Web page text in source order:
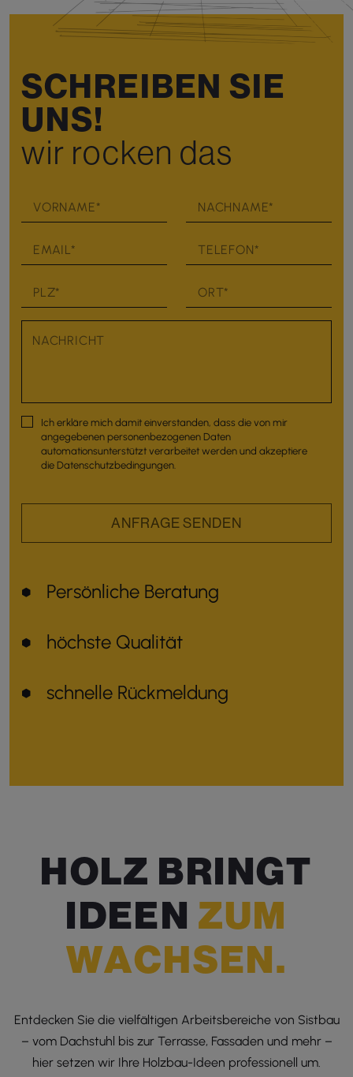
SCHREIBEN SIE
UNS!
wir rocken das
Ich erkläre mich damit einverstanden, dass die von mir
angegebenen personenbezogenen Daten
automationsunterstützt verarbeitet werden und akzeptiere
die Datenschutzbedingungen
ANFRAGE SENDEN
Persönliche Beratung
höchste Qualität
schnelle Rückmeldung
HOLZ BRINGT
IDEEN ZUM
WACHSEN.
Entdecken Sie die vielfältigen Arbeitsbereiche von Sistbau
– vom Dachstuhl bis zur Terrasse, Fassaden und mehr –
hier setzen wir Ihre Holzbau-Ideen professionell um.